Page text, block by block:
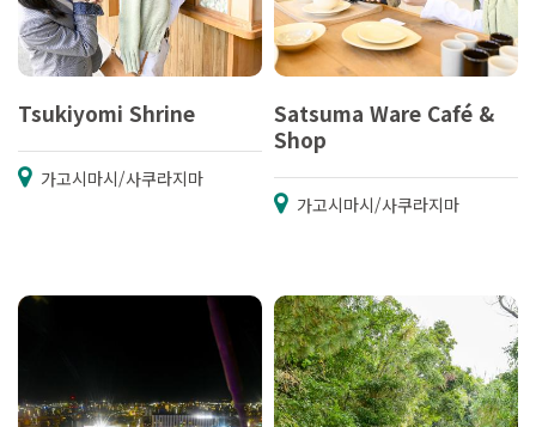
Tsukiyomi Shrine
가고시마시/사쿠라지마
Satsuma Ware Café &
Shop
가고시마시/사쿠라지마